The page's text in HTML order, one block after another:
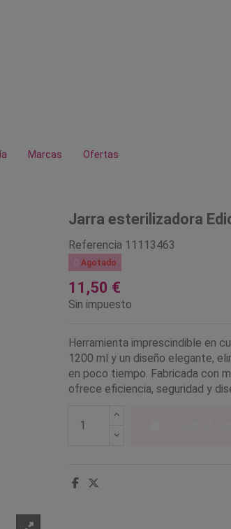
Marcas Ofertas
Jarra esterilizadora
Referencia 11113463
Agotado
11,50 €
Sin impuesto
Herramienta imprescindible en
1200 ml y un diseño elegante,
en poco tiempo. Fabricada con
ofrece eficiencia, seguridad y